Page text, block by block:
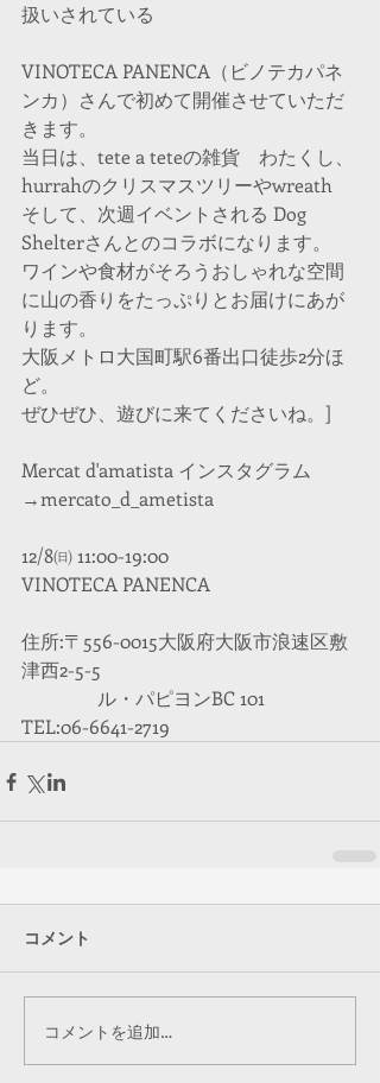
扱いされている
VINOTECA PANENCA（ビノテカパネ
ンカ）さんで初めて開催させていただ
きます。
当日は、tete a teteの雑貨　わたくし、
hurrahのクリスマスツリーやwreath
そして、次週イベントされる Dog
Shelterさんとのコラボになります。
ワインや食材がそろうおしゃれな空間
に山の香りをたっぷりとお届けにあが
ります。
大阪メトロ大国町駅6番出口徒歩2分ほ
ど。
ぜひぜひ、遊びに来てくださいね。]
Mercat d'amatista インスタグラム
→mercato_d_ametista
12/8㈰ 11:00-19:00
VINOTECA PANENCA
住所:〒556-0015大阪府大阪市浪速区敷
津西2-5-5
ル・パピヨンBC 101
TEL:06-6641-2719
コメント
コメントを追加…